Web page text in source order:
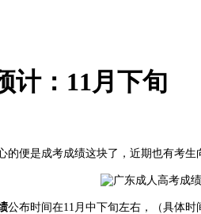
计：11月下旬
的便是成考成绩这块了，近期也有考生
公布时间在11月中下旬左右，（具体